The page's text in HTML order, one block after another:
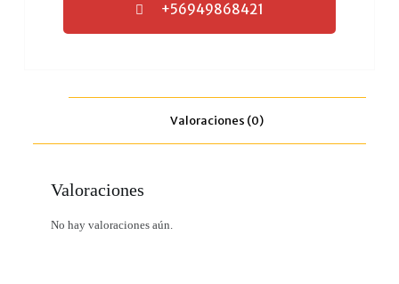
+56949868421
Valoraciones (0)
Valoraciones
No hay valoraciones aún.